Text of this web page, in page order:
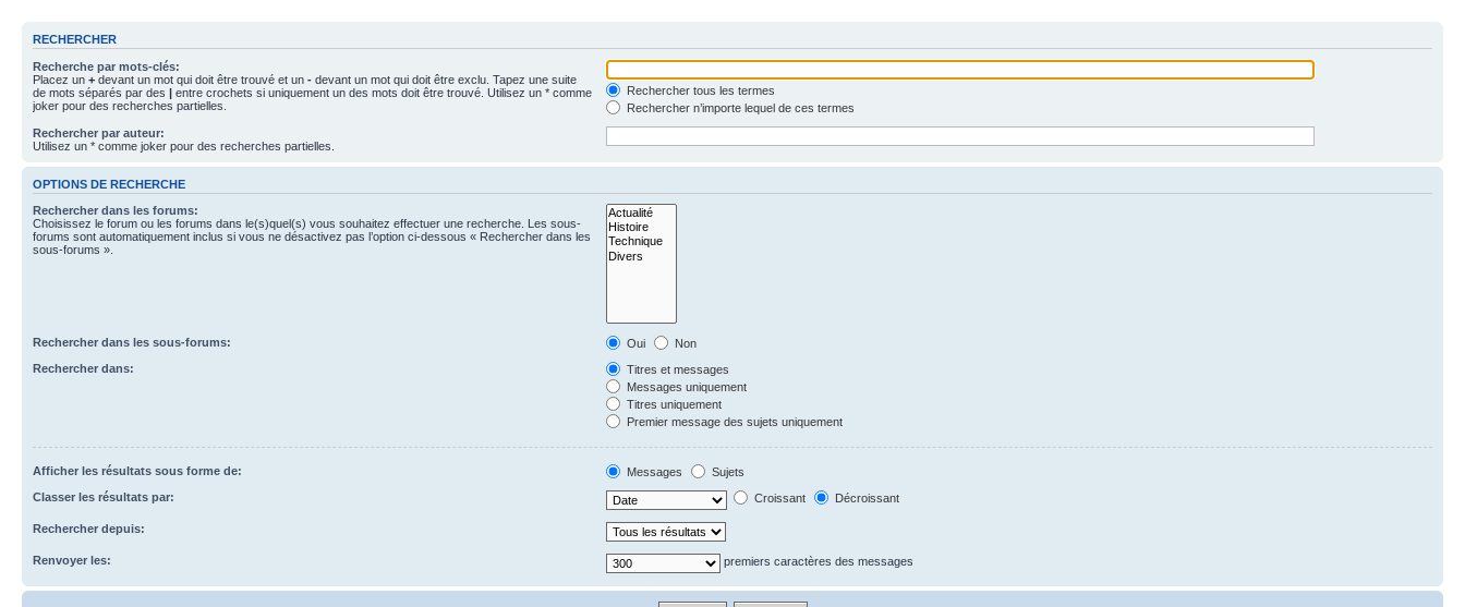
RECHERCHER
Recherche par mots-clés:
Placez un + devant un mot qui doit être trouvé et un - devant un mot qui doit être exclu. Tapez une suite
de mots séparés par des | entre crochets si uniquement un des mots doit être trouvé. Utilisez un * comme
joker pour des recherches partielles.
Rechercher tous les termes
Rechercher n’importe lequel de ces termes
Rechercher par auteur:
Utilisez un * comme joker pour des recherches partielles.
OPTIONS DE RECHERCHE
Rechercher dans les forums:
Choisissez le forum ou les forums dans le(s)quel(s) vous souhaitez effectuer une recherche. Les sous-
forums sont automatiquement inclus si vous ne désactivez pas l’option ci-dessous « Rechercher dans les
sous-forums ».
Rechercher dans les sous-forums: Oui
Non
Rechercher dans:
Titres et messages
Messages uniquement
Titres uniquement
Premier message des sujets uniquement
Afficher les résultats sous forme de: Messages
Sujets
Classer les résultats par:
Croissant Décroissant
Rechercher depuis:
Renvoyer les: premiers caractères des messages